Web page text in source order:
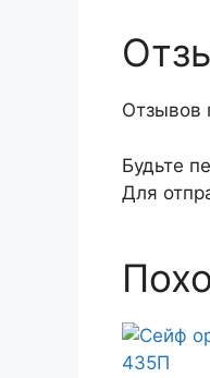
Отзывов
Будьте
Для